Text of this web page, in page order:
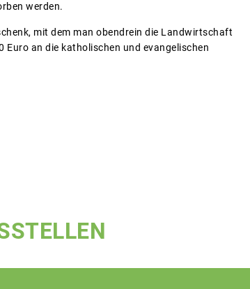
werden.
mit dem man obendrein die Landwirtschaft
an die katholischen und evangelischen